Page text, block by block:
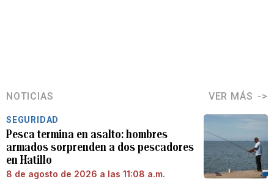
NOTICIAS VER MÁS
SEGURIDAD
Pesca termina en asalto: hombres
armados sorprenden a dos pescadores
en Hatillo
8 de agosto de 2026 a las 11:08 a.m.